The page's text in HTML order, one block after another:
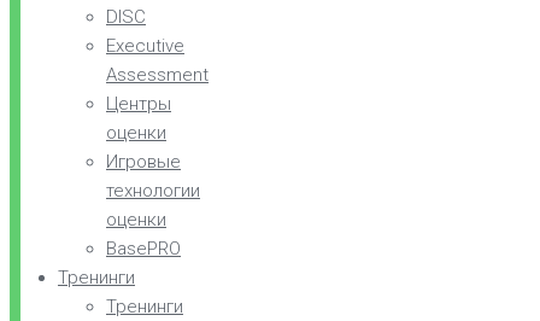
DISC
Executive
Assessment
Центры
оценки
Игровые
технологии
оценки
BasePRO
Тренинги
Тренинги